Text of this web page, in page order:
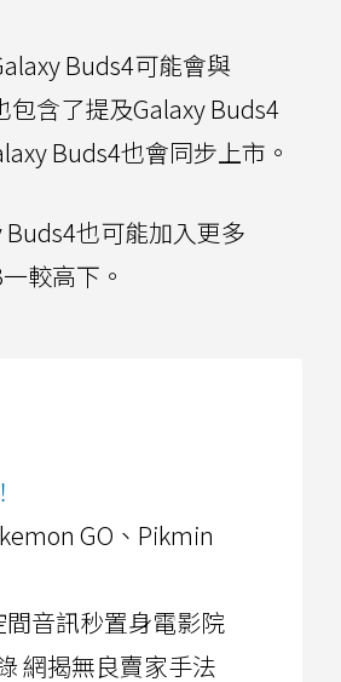
Buds4可能會與
含了提及Galaxy Buds4
Buds4也會同步上市。
Buds4也可能加入更多
較高下。
GO、Pikmin
間音訊秒置身電影院
網揭無良賣家手法